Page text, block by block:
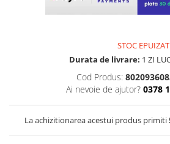
STOC EPUIZAT
Durata de livrare: 1 ZI
Cod Produs:
Ai nevoie de ajutor? 0378
La achizitionarea acestui produs primiti